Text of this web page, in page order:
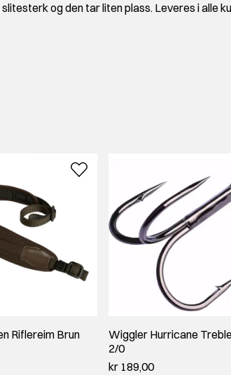
og den tar liten plass. Leveres i alle
Riflereim Brun
Wiggler Hurricane
2/0
kr 189,00